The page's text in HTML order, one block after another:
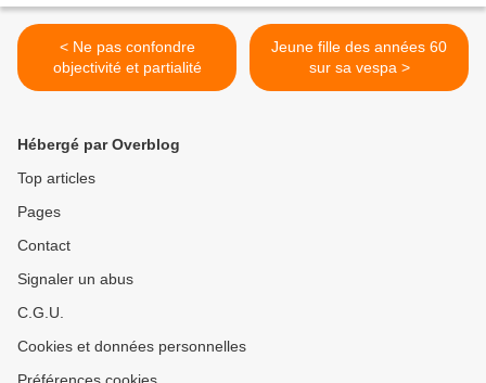
< Ne pas confondre
objectivité et partialité
Jeune fille des années 60
sur sa vespa >
Hébergé par Overblog
Top articles
Pages
Contact
Signaler un abus
C.G.U.
Cookies et données personnelles